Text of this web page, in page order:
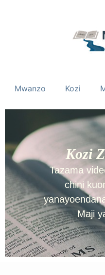
Mwanzo Kozi
Kozi
Tazama
chini
Maji